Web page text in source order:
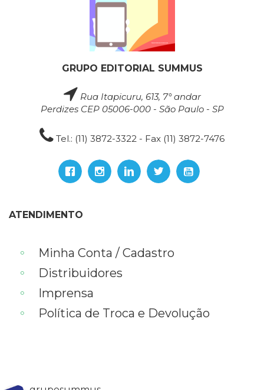
GRUPO EDITORIAL SUMMUS
Rua Itapicuru, 613, 7° andar
Perdizes CEP 05006-000 - São Paulo - SP
Tel.: (11) 3872-3322 - Fax (11) 3872-7476
ATENDIMENTO
Minha Conta / Cadastro
Distribuidores
Imprensa
Política de Troca e Devolução